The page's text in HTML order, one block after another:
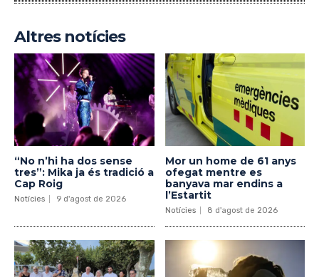
Altres notícies
“No n’hi ha dos sense
tres”: Mika ja és tradició a
Cap Roig
Notícies 9 d'agost de 2026
Mor un home de 61 anys
ofegat mentre es
banyava mar endins a
l’Estartit
Notícies 8 d'agost de 2026